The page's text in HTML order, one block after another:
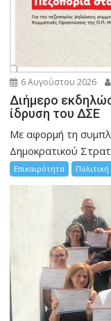
6 Αυγούστου 2026
Διήμερο
ίδρυση του ΔΣΕ
Με αφορμή τη
Δημοκρατικού
Επικαιρότητα Πολιτική